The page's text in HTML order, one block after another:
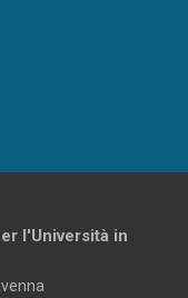
l'Università in